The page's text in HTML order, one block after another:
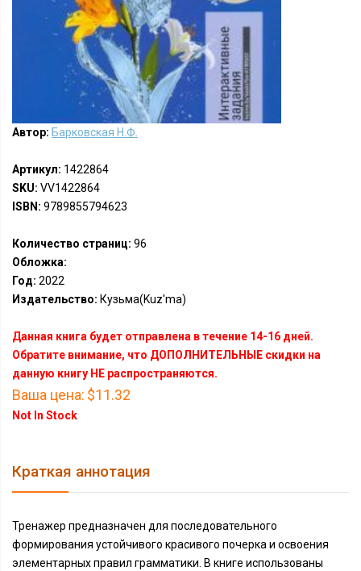
Автор: Барковская Н.Ф.
Артикул: 1422864
SKU: VV1422864
ISBN: 9789855794623
Количество страниц: 96
Обложка:
Год: 2022
Издательство: Кузьма(Kuz'ma)
Данная книга будет отправлена в течение 14-16 дней.
Обратите внимание, что ДОПОЛНИТЕЛЬНЫЕ скидки на
данную книгу НЕ распространяются.
Ваша цена: $11.32
Not In Stock
Краткая аннотация
Тренажер предназначен для последовательного
формирования устойчивого красивого почерка и освоения
элементарных правил грамматики. В книге использованы